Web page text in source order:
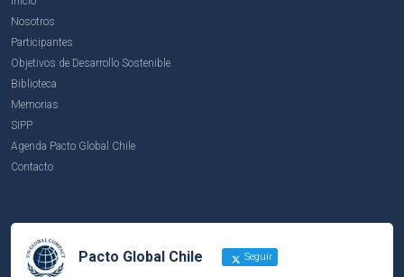
Nosotros
Participantes
Objetivos de Desarrollo Sostenible
Biblioteca
Memorias
SIPP
Agenda Pacto Global Chile
Contacto
Pacto Global Chile Seguir